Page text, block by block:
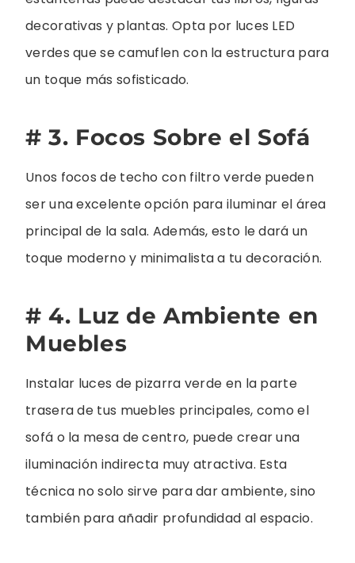
decorativas y plantas. Opta por luces LED
verdes que se camuflen con la estructura para
un toque más sofisticado.
# 3. Focos Sobre el Sofá
Unos focos de techo con filtro verde pueden
ser una excelente opción para iluminar el área
principal de la sala. Además, esto le dará un
toque moderno y minimalista a tu decoración.
# 4. Luz de Ambiente en
Muebles
Instalar luces de pizarra verde en la parte
trasera de tus muebles principales, como el
sofá o la mesa de centro, puede crear una
iluminación indirecta muy atractiva. Esta
técnica no solo sirve para dar ambiente, sino
también para añadir profundidad al espacio.